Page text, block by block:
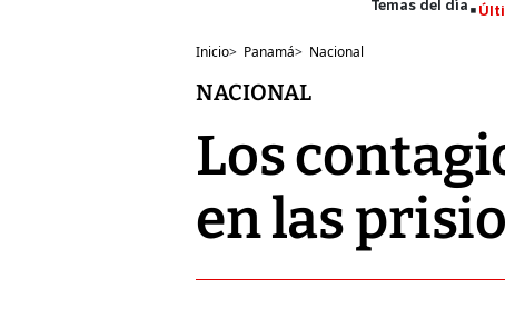
Inicio> Panamá> Nacional
NACIONAL
Los
en las